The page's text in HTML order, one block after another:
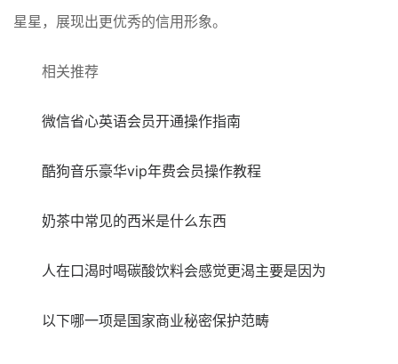
星星，展现出更优秀的信用形象。
相关推荐
微信省心英语会员开通操作指南
酷狗音乐豪华vip年费会员操作教程
奶茶中常见的西米是什么东西
人在口渴时喝碳酸饮料会感觉更渴主要是因为
以下哪一项是国家商业秘密保护范畴